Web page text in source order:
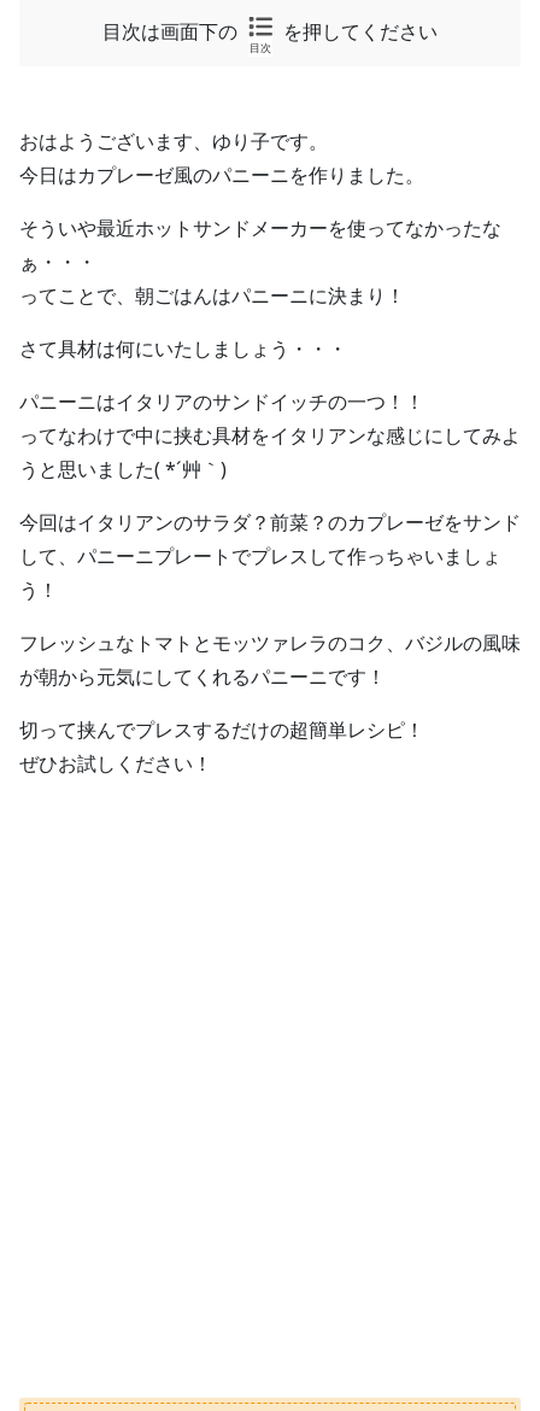
目次は画面下の
目次
を押してください
おはようございます、ゆり子です。
今日はカプレーゼ風のパニーニを作りました。
そういや最近ホットサンドメーカーを使ってなかったな
ぁ・・・
ってことで、朝ごはんはパニーニに決まり！
さて具材は何にいたしましょう・・・
パニーニはイタリアのサンドイッチの一つ！！
ってなわけで中に挟む具材をイタリアンな感じにしてみよ
うと思いました( *´艸｀)
今回はイタリアンのサラダ？前菜？のカプレーゼをサンド
して、パニーニプレートでプレスして作っちゃいましょ
う！
フレッシュなトマトとモッツァレラのコク、バジルの風味
が朝から元気にしてくれるパニーニです！
切って挟んでプレスするだけの超簡単レシピ！
ぜひお試しください！